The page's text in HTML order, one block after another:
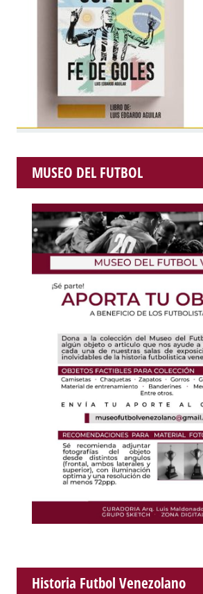
MUSEO DEL FUTBOL
Historia Futbol Venezolano